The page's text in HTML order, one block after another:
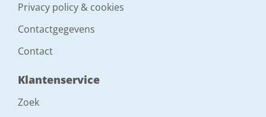
Privacy policy & cookies
Contactgegevens
Contact
Klantenservice
Zoek